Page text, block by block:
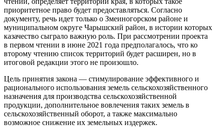
приоритетное право будет предоставляться. Согласно
документу, речь идет только о Змеиногорском районе и
муниципальном округе Чарышский район, в истории которых
казачество сыграло важную роль. При рассмотрении проекта
в первом чтении в июне 2021 года предполагалось, что ко
второму чтению список территорий будет расширен, но в
итоговой редакции этого не произошло.
Цель принятия закона — стимулирование эффективного и
рационального использования земель сельскохозяйственного
назначения для производства сельскохозяйственной
продукции, дополнительное вовлечения таких земель в
сельскохозяйственный оборот, а также максимально
возможное снижение их земельных издержек.